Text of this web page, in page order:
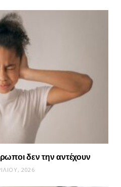
δεν την αντέχουν
2026